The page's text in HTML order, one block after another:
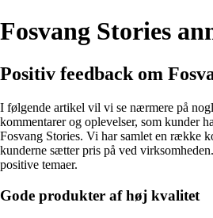
Fosvang Stories
Positiv feedback om
I følgende artikel vil vi se nærmere på
kommentarer og oplevelser, som kunder
Fosvang Stories. Vi har samlet en række
kunderne sætter pris på ved
positive temaer.
Gode produkter af høj kvalitet